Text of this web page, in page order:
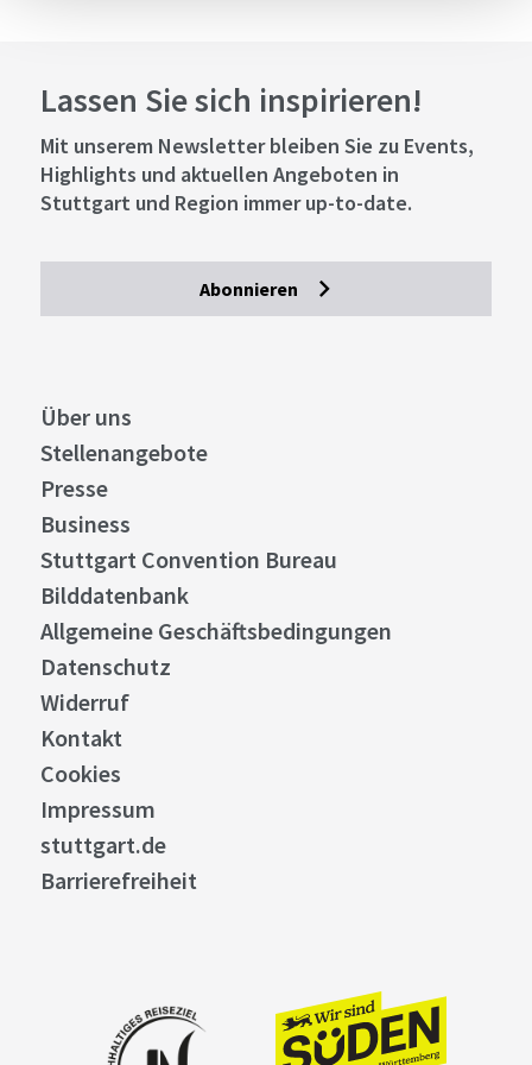
Lassen Sie sich inspirieren!
Mit unserem Newsletter bleiben Sie zu Events,
Highlights und aktuellen Angeboten in
Stuttgart und Region immer up-to-date.
Abonnieren
Über uns
Stellenangebote
Presse
Business
Stuttgart Convention Bureau
Bilddatenbank
Allgemeine Geschäftsbedingungen
Datenschutz
Widerruf
Kontakt
Cookies
Impressum
stuttgart.de
Barrierefreiheit